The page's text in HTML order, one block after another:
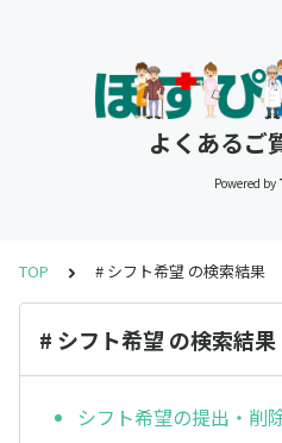
よくあるご
Powered by
TOP # シフト希望 の検索結果
# シフト希望 の検索結果
シフト希望の提出・削